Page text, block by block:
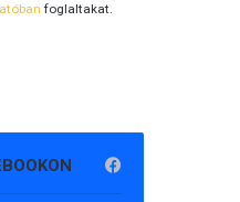
foglaltakat.